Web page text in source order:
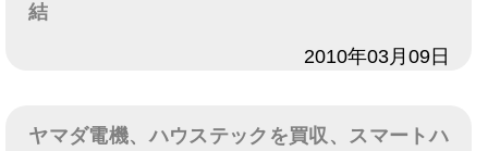
結
2010年03月09日
ヤマダ電機、ハウステックを買収、スマートハ